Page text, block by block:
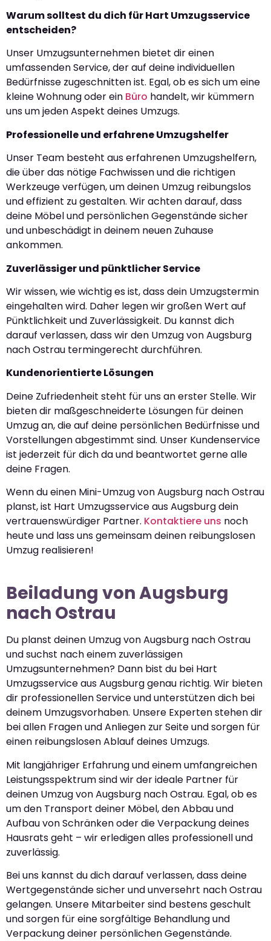
Warum solltest du dich für Hart Umzugsservice
entscheiden?
Unser Umzugsunternehmen bietet dir einen
umfassenden Service, der auf deine individuellen
Bedürfnisse zugeschnitten ist. Egal, ob es sich um eine
kleine Wohnung oder ein Büro handelt, wir kümmern
uns um jeden Aspekt deines Umzugs.
Professionelle und erfahrene Umzugshelfer
Unser Team besteht aus erfahrenen Umzugshelfern,
die über das nötige Fachwissen und die richtigen
Werkzeuge verfügen, um deinen Umzug reibungslos
und effizient zu gestalten. Wir achten darauf, dass
deine Möbel und persönlichen Gegenstände sicher
und unbeschädigt in deinem neuen Zuhause
ankommen.
Zuverlässiger und pünktlicher Service
Wir wissen, wie wichtig es ist, dass dein Umzugstermin
eingehalten wird. Daher legen wir großen Wert auf
Pünktlichkeit und Zuverlässigkeit. Du kannst dich
darauf verlassen, dass wir den Umzug von Augsburg
nach Ostrau termingerecht durchführen.
Kundenorientierte Lösungen
Deine Zufriedenheit steht für uns an erster Stelle. Wir
bieten dir maßgeschneiderte Lösungen für deinen
Umzug an, die auf deine persönlichen Bedürfnisse und
Vorstellungen abgestimmt sind. Unser Kundenservice
ist jederzeit für dich da und beantwortet gerne alle
deine Fragen.
Wenn du einen Mini-Umzug von Augsburg nach Ostrau
planst, ist Hart Umzugsservice aus Augsburg dein
vertrauenswürdiger Partner. Kontaktiere uns noch
heute und lass uns gemeinsam deinen reibungslosen
Umzug realisieren!
Beiladung von Augsburg
nach Ostrau
Du planst deinen Umzug von Augsburg nach Ostrau
und suchst nach einem zuverlässigen
Umzugsunternehmen? Dann bist du bei Hart
Umzugsservice aus Augsburg genau richtig. Wir bieten
dir professionellen Service und unterstützen dich bei
deinem Umzugsvorhaben. Unsere Experten stehen dir
bei allen Fragen und Anliegen zur Seite und sorgen für
einen reibungslosen Ablauf deines Umzugs.
Mit langjähriger Erfahrung und einem umfangreichen
Leistungsspektrum sind wir der ideale Partner für
deinen Umzug von Augsburg nach Ostrau. Egal, ob es
um den Transport deiner Möbel, den Abbau und
Aufbau von Schränken oder die Verpackung deines
Hausrats geht – wir erledigen alles professionell und
zuverlässig.
Bei uns kannst du dich darauf verlassen, dass deine
Wertgegenstände sicher und unversehrt nach Ostrau
gelangen. Unsere Mitarbeiter sind bestens geschult
und sorgen für eine sorgfältige Behandlung und
Verpackung deiner persönlichen Gegenstände.